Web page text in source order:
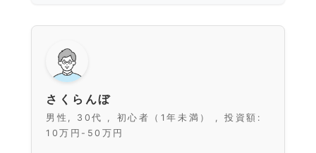
さくらんぼ
男性, 30代 , 初心者（1年未満） , 投資額:
10万円-50万円